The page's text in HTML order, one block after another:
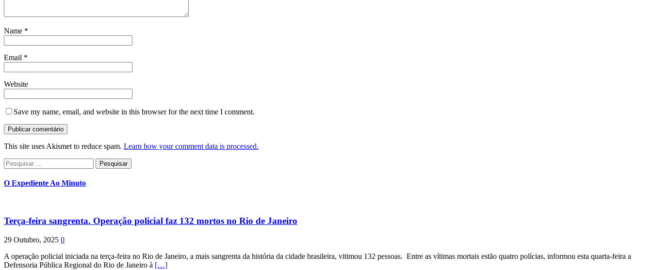
Name *
Email *
Website
Save my name, email, and website in this browser for the next time I comment.
This site uses Akismet to reduce spam. Learn how your comment data is processed.
Pesquisar
por:
O Expediente Ao Minuto
Terça-feira sangrenta. Operação policial faz 132 mortos no Rio de Janeiro
29 Outubro, 2025 0
A operação policial iniciada na terça-feira no Rio de Janeiro, a mais sangrenta da história da cidade brasileira, vitimou 132 pessoas. Entre as vítimas mortais estão quatro polícias, informou esta quarta-feira a
Defensoria Pública Regional do Rio de Janeiro à […]